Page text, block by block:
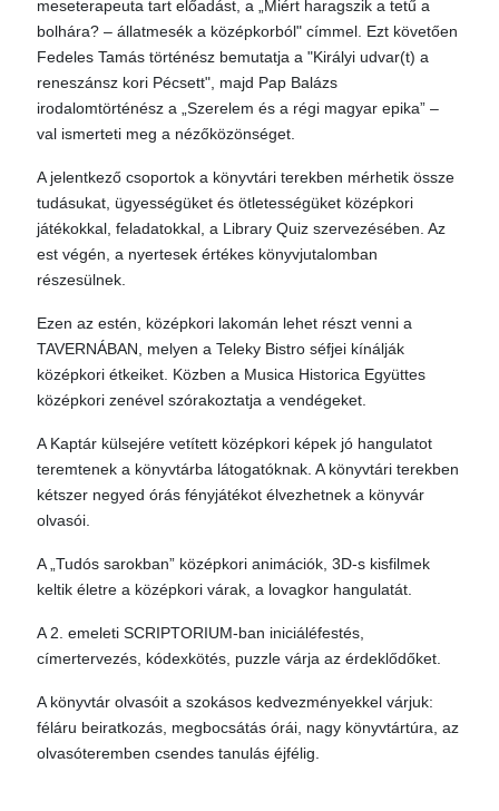
meseterapeuta tart előadást, a „Miért haragszik a tetű a
bolhára? – állatmesék a középkorból" címmel. Ezt követően
Fedeles Tamás történész bemutatja a "Királyi udvar(t) a
reneszánsz kori Pécsett", majd Pap Balázs
irodalomtörténész a „Szerelem és a régi magyar epika” –
val ismerteti meg a nézőközönséget.
A jelentkező csoportok a könyvtári terekben mérhetik össze
tudásukat, ügyességüket és ötletességüket középkori
játékokkal, feladatokkal, a Library Quiz szervezésében. Az
est végén, a nyertesek értékes könyvjutalomban
részesülnek.
Ezen az estén, középkori lakomán lehet részt venni a
TAVERNÁBAN, melyen a Teleky Bistro séfjei kínálják
középkori étkeiket. Közben a Musica Historica Együttes
középkori zenével szórakoztatja a vendégeket.
A Kaptár külsejére vetített középkori képek jó hangulatot
teremtenek a könyvtárba látogatóknak. A könyvtári terekben
kétszer negyed órás fényjátékot élvezhetnek a könyvár
olvasói.
A „Tudós sarokban” középkori animációk, 3D-s kisfilmek
keltik életre a középkori várak, a lovagkor hangulatát.
A 2. emeleti SCRIPTORIUM-ban iniciáléfestés,
címertervezés, kódexkötés, puzzle várja az érdeklődőket.
A könyvtár olvasóit a szokásos kedvezményekkel várjuk:
féláru beiratkozás, megbocsátás órái, nagy könyvtártúra, az
olvasóteremben csendes tanulás éjfélig.